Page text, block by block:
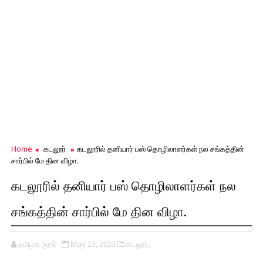
Home கடலூர்
கடலூரில் தனியார் பஸ் தொழிலாளர்கள் நல சங்கத்தின்
சார்பில் மே தின விழா.
கடலூரில் தனியார் பஸ் தொழிலாளர்கள் நல
சங்கத்தின் சார்பில் மே தின விழா.
தமிழக குரல் May 23, 2023 கடலூர்,